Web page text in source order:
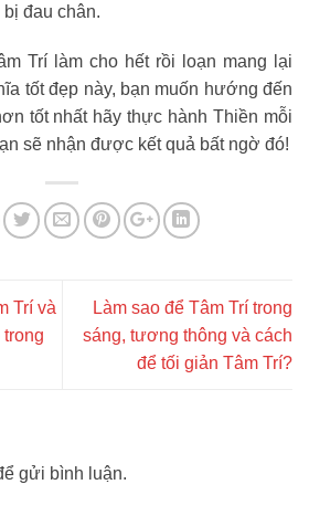
đau chân.
Trí làm cho hết rồi loạn mang lại
tốt đẹp này, bạn muốn hướng đến
tốt nhất hãy thực hành Thiền mỗi
sẽ nhận được kết quả bất ngờ đó!
Trí và
Làm sao để Tâm Trí trong
sáng, tương thông và cách
để tối giản Tâm Trí?
gửi bình luận.